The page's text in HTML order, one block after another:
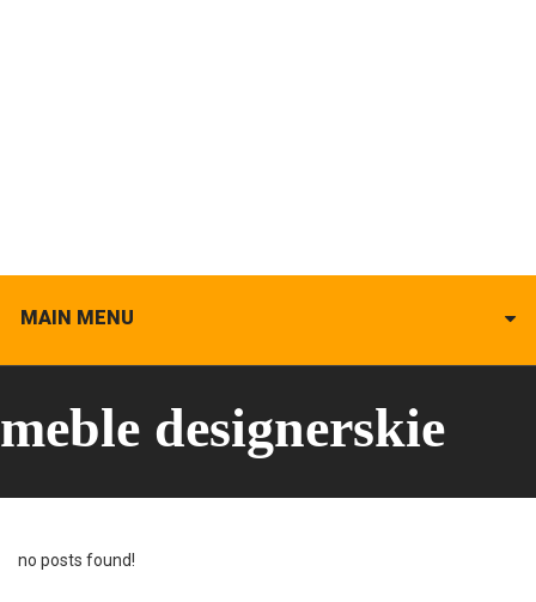
MAIN MENU
meble designerskie
no posts found!